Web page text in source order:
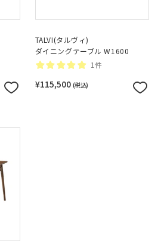
TALVI(タルヴィ)
ダイニングテーブル W1600
1件
¥115,500 (税込)